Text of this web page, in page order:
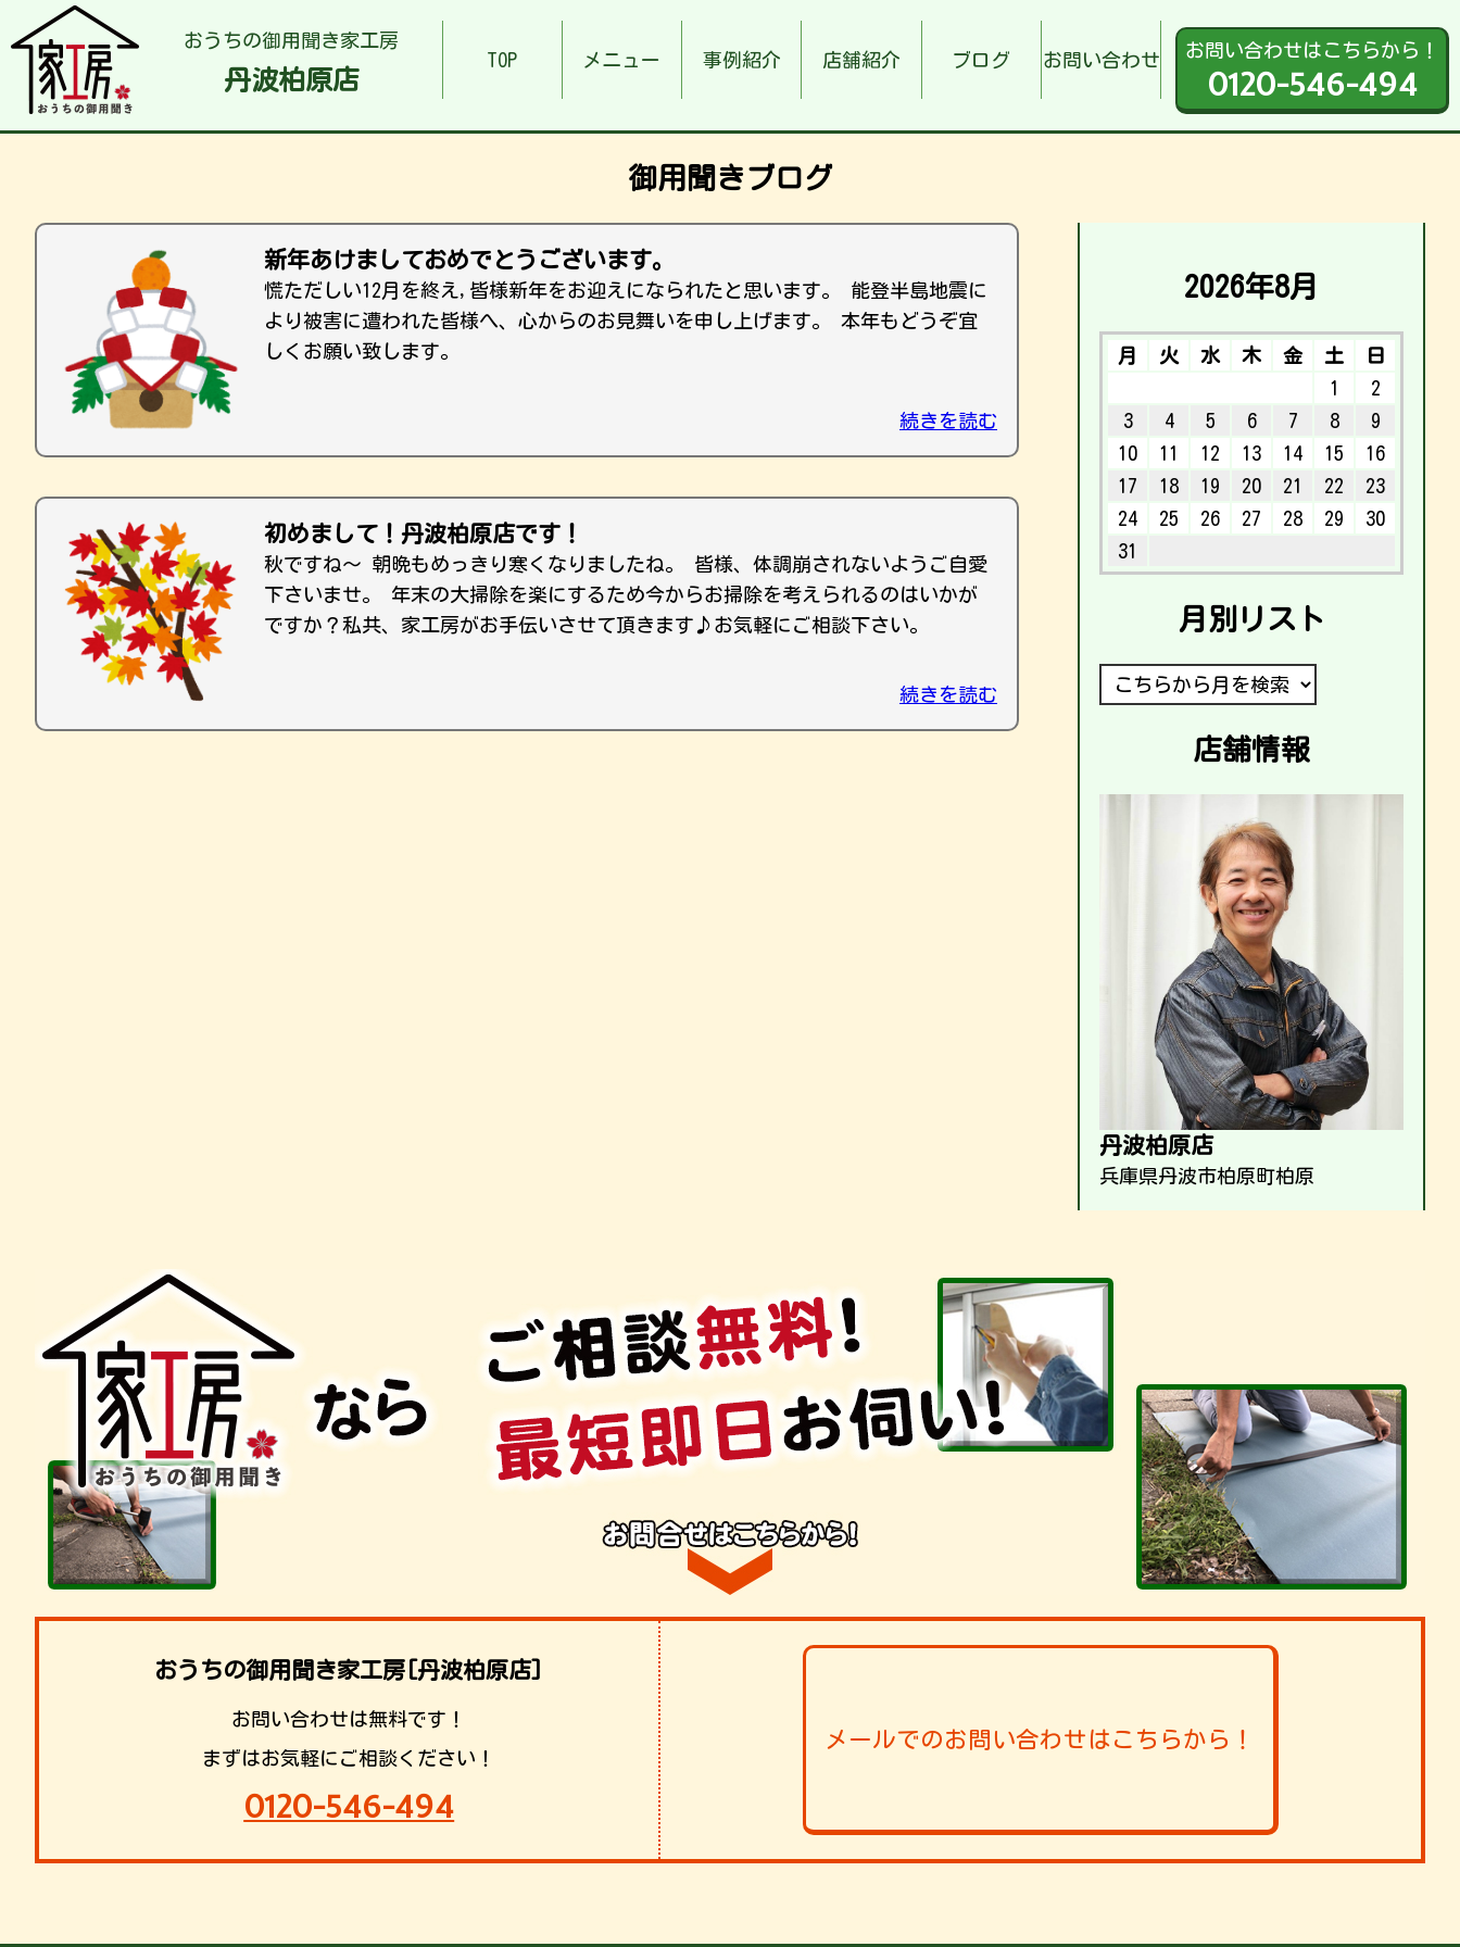
おうちの御用聞き家工房
丹波柏原店
TOP メニュー 事例紹介 店舗紹介 ブログ お問い合わせ お問い合わせはこちらから！
0120-546-494
御用聞きブログ
新年あけましておめでとうございます。
慌ただしい12月を終え,皆様新年をお迎えになられたと思います。 能登半島地震に
より被害に遭われた皆様へ、心からのお見舞いを申し上げます。 本年もどうぞ宜
しくお願い致します。
続きを読む
初めまして！丹波柏原店です！
秋ですね〜 朝晩もめっきり寒くなりましたね。 皆様、体調崩されないようご自愛
下さいませ。 年末の大掃除を楽にするため今からお掃除を考えられるのはいかが
ですか？私共、家工房がお手伝いさせて頂きます♪お気軽にご相談下さい。
続きを読む
2026年8月
月 火 水 木 金 土
日
1
2
3
4 5 6 7 8
9
10
11 12 13 14 15
16
17
18 19 20 21 22
23
24
25 26 27 28 29
30
31
月別リスト
店舗情報
丹波柏原店
兵庫県丹波市柏原町柏原
おうちの御用聞き家工房[丹波柏原店]
お問い合わせは無料です！
まずはお気軽にご相談ください！
0120-546-494
メールでのお問い合わせはこちらから！